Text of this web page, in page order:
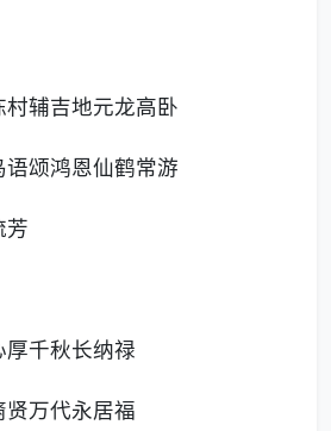
村辅吉地元龙高卧
语颂鸿恩仙鹤常游
芳
厚千秋长纳禄
贤万代永居福